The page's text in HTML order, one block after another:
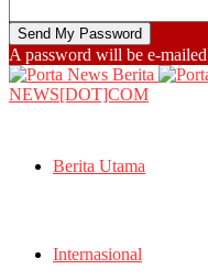
A password will be e-
NEWS[DOT]COM
Berita Utama
Internasional